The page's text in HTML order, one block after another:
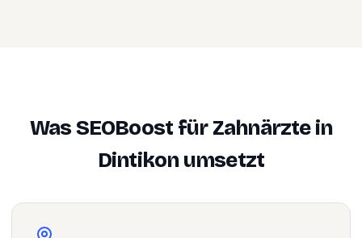
Was SEOBoost fürZahnärztein
Dintikonumsetzt